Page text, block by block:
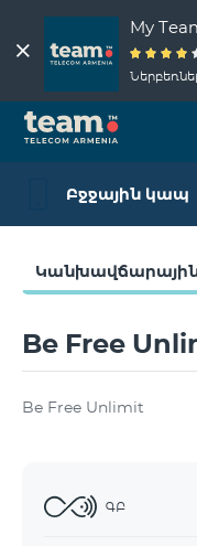
My
Բջջային կապ
Be Free
Be Free Unlimit
ԳԲ